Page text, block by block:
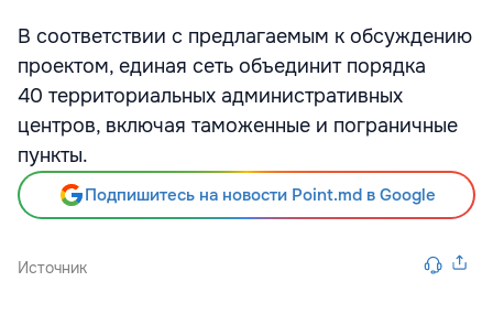
В соответствии с предлагаемым к обсуждению
проектом, единая сеть объединит порядка
40 территориальных административных
центров, включая таможенные и пограничные
пункты.
Подпишитесь на новости Point.md в Google
Источник